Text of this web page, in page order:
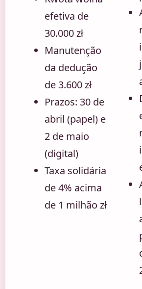
efetiva de
30.000 zł
Manutenção
da dedução
de 3.600 zł
Prazos: 30 de
abril (papel) e
2 de maio
(digital)
Taxa solidária
de 4% acima
de 1 milhão zł